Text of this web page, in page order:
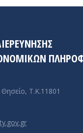
Τ.Κ.11801